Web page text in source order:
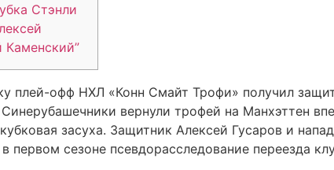
Стэнли
Каменский”
плей-офф НХЛ «Конн Смайт Трофи» получил
вернули трофей на Манхэттен
засуха. Защитник Алексей Гусаров и
первом сезоне псевдорасследование переезда